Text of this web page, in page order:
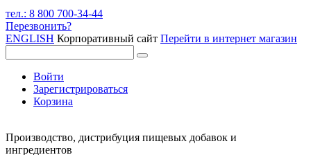
тел.: 8 800 700-34-44
Перезвонить?
ENGLISH Корпоративный сайт Перейти в интернет магазин
Войти
Зарегистрироваться
Корзина
Производство, дистрибуция пищевых добавок и
ингредиентов